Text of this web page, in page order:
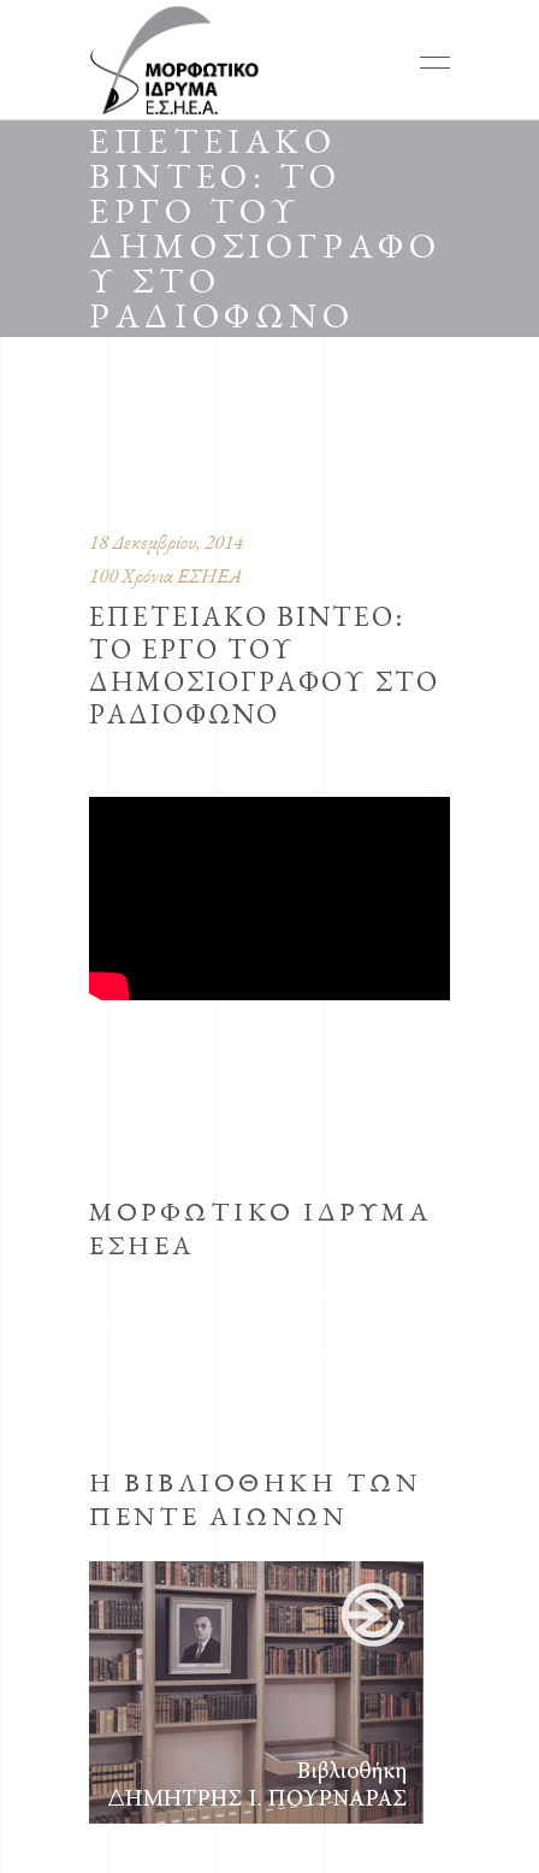
ΕΠΕΤΕΙΑΚΟ
ΒΙΝΤΕΟ: ΤΟ
ΕΡΓΟ ΤΟΥ
ΔΗΜΟΣΙΟΓΡΑΦΟ
Υ ΣΤΟ
ΡΑΔΙΟΦΩΝΟ
18 Δεκεμβρίου, 2014
100 Χρόνια ΕΣΗΕΑ
ΕΠΕΤΕΙΑΚΟ ΒΙΝΤΕΟ:
ΤΟ ΕΡΓΟ ΤΟΥ
ΔΗΜΟΣΙΟΓΡΑΦΟΥ ΣΤΟ
ΡΑΔΙΟΦΩΝΟ
ΜΟΡΦΩΤΙΚΟ ΙΔΡΥΜΑ
ΕΣΗΕΑ
Η ΒΙΒΛΙΟΘΗΚΗ ΤΩΝ
ΠΕΝΤΕ ΑΙΩΝΩΝ